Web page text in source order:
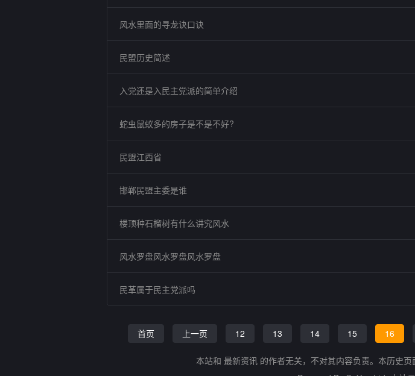
风水里面的寻龙诀口诀
民盟历史简述
入党还是入民主党派的简单介绍
蛇虫鼠蚁多的房子是不是不好?
民盟江西省
邯郸民盟主委是谁
楼顶种石榴树有什么讲究风水
风水罗盘风水罗盘风水罗盘
民革属于民主党派吗
首页 上一页 12 13 14 15 16
本站和 最新资讯 的作者无关，不对其内容负责。本历史